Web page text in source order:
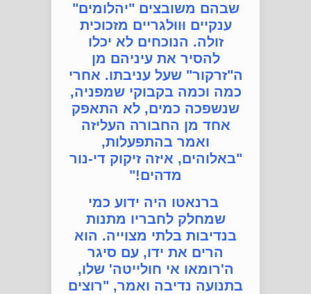
שבהם משובצים "יהלומים"
ענקיים וּווּלגריים מזכוכית
זולה. הנוכחים לא יכלו
להסיר את עיניהם מן
ה"זרקור" שעל עניבתו. אחרי
כמה וכמה בקבוקי שמפניה,
שנשפכה כמים, לא התאפק
אחד מן החבורה העליזה
ואמר בהתפעלות,
"באלוהים, איזה זיקוק די-נור
מדהים!"
ברנאטו היה ידוע כמי
שמחלק לחבריו מתנות
בנדיבות בלתי מצוייה. הוא
הרים את ידו, עם סיגר
ה'רומאו אי חולייטה' שלו,
בתנועה נדיבה ואמר, "רוצים